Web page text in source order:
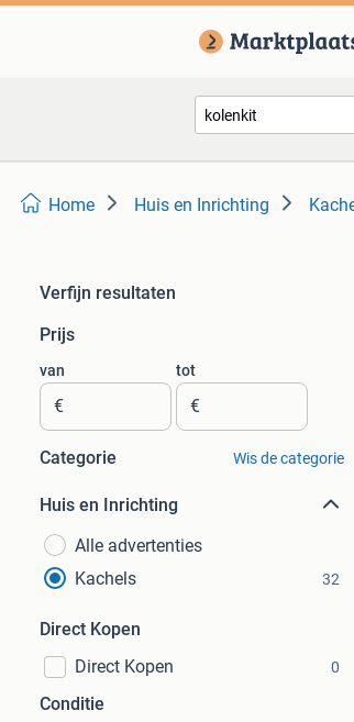
Home Huis en Inrichting
Verfijn resultaten
Prijs
van
€
tot
€
Categorie Wis de categorie
Huis en Inrichting
Alle advertenties
Kachels
32
Direct Kopen
Direct Kopen
0
Conditie